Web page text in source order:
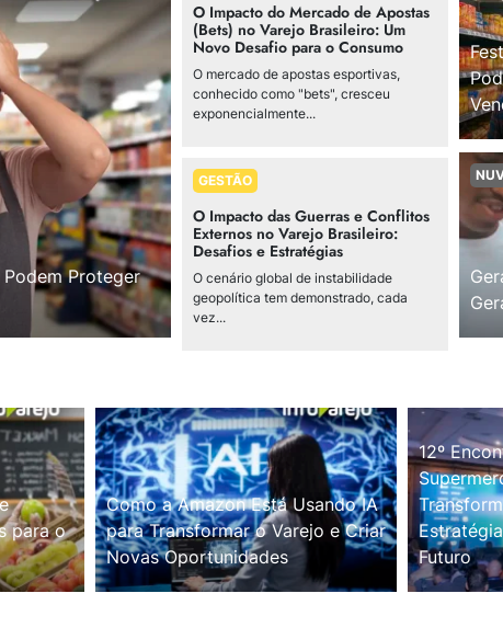
Proteger
O Impacto do Mercado de Apostas
(Bets) no Varejo Brasileiro: Um
Novo Desafio para o Consumo
O mercado de apostas esportivas,
conhecido como "bets", cresceu
exponencialmente...
GESTÃO
O Impacto das Guerras e Conflitos
Externos no Varejo Brasileiro:
Desafios e Estratégias
O cenário global de instabilidade
geopolítica tem demonstrado, cada
vez...
para o
Como a Amazon Está Usando IA
para Transformar o Varejo e Criar
Novas Oportunidades
12º
Futuro